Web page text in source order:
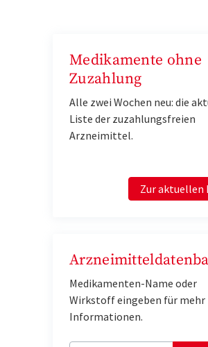
Medikamente ohne
Zuzahlung
Alle zwei Wochen neu: die
Liste der zuzahlungsfreien
Arzneimittel.
Zur aktuellen
Medikamenten-Name oder
Wirkstoff eingeben für mehr
Informationen.